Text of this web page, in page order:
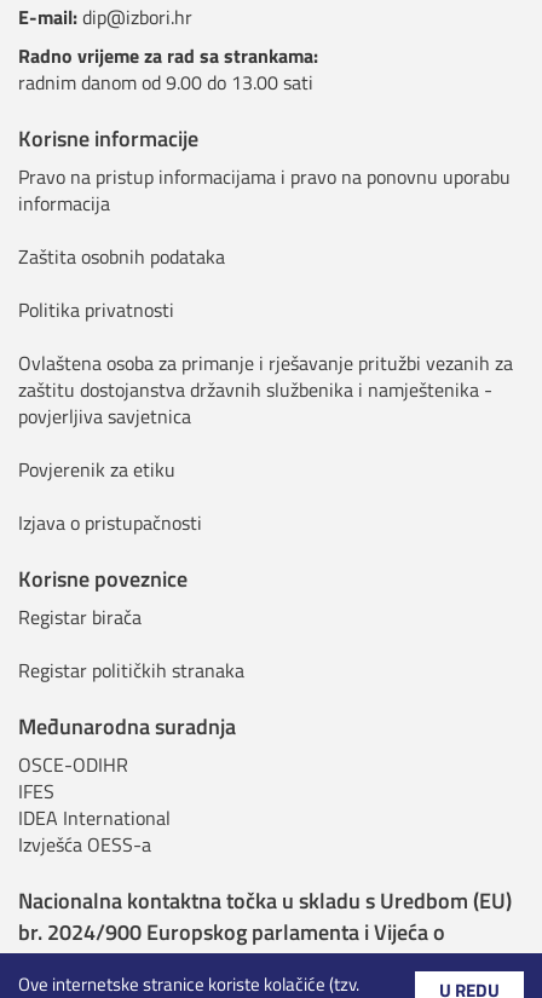
Ove internetske stranice koriste kolačiće (tzv.
U REDU
E-mail:dip@izbori.hr
Radno vrijeme za rad sa strankama:
radnim danom od 9.00 do 13.00 sati
Korisne informacije
Pravo na pristup informacijama i pravo na ponovnu uporabu
informacija
Zaštita osobnih podataka
Politika privatnosti
Ovlaštena osoba za primanje i rješavanje pritužbi vezanih za
zaštitu dostojanstva državnih službenika i namještenika -
povjerljiva savjetnica
Povjerenik za etiku
Izjava o pristupačnosti
Korisne poveznice
Registar birača
Registar političkih stranaka
Međunarodna suradnja
OSCE-ODIHR
IFES
IDEA International
Izvješća OESS-a
Nacionalna kontaktna točka u skladu s Uredbom (EU)
br. 2024/900 Europskog parlamenta i Vijeća o
transparentnosti i ciljanju u političkom oglašavanju